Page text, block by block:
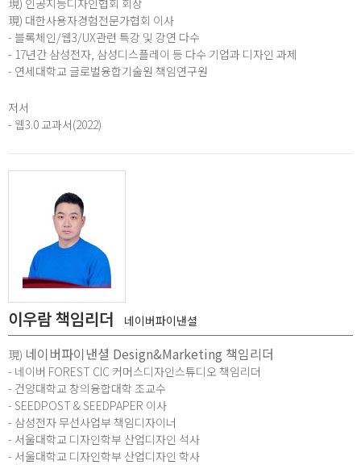
現) 대한사용자경험전문가협회 이사
- 블록체인/웹3/UX관련 특강 및 강연 다수
- 17년간 삼성전자, 삼성디스플레이 등 다수 기업과 디자인 과제
- 연세대학교 글로벌융합기술원 책임연구원
저서
- 웹3.0 교과서(2022)
이우람 책임리더 네이버파이낸셜
現) 네이버파이낸셜 Design&Marketing 책임리더
- 네이버 FOREST CIC 커머스디자인스튜디오 책임리더
- 건양대학교 창의융합대학 조교수
- SEEDPOST & SEEDPAPER 이사
- 삼성전자 무선사업부 책임디자이너
- 서울대학교 디자인학부 산업디자인 석사
- 서울대학교 디자인학부 산업디자인 학사